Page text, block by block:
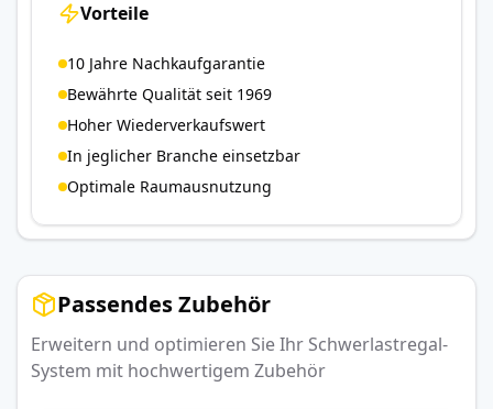
Vorteile
10 Jahre Nachkaufgarantie
Bewährte Qualität seit 1969
Hoher Wiederverkaufswert
In jeglicher Branche einsetzbar
Optimale Raumausnutzung
Passendes Zubehör
Erweitern und optimieren Sie Ihr Schwerlastregal-
System mit hochwertigem Zubehör